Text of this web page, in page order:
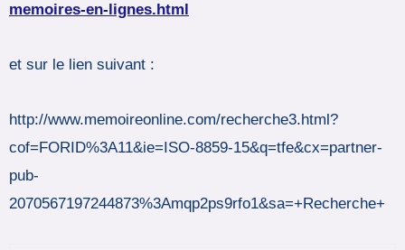
memoires-en-lignes.html
et sur le lien suivant :
http://www.memoireonline.com/recherche3.html?
cof=FORID%3A11&ie=ISO-8859-15&q=tfe&cx=partner-
pub-
2070567197244873%3Amqp2ps9rfo1&sa=+Recherche+